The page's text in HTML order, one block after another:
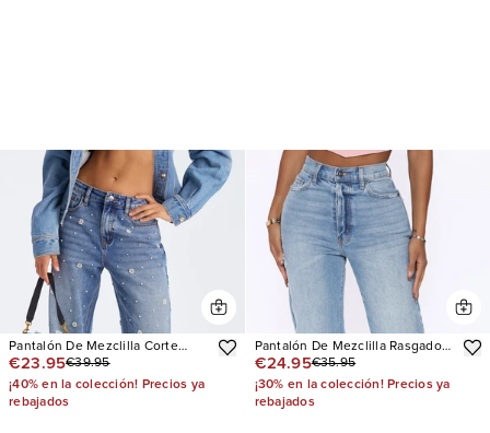
Pantalón De Mezclilla Corte
Recto Oh So Pearly Embellished
€23.95€39.95
¡40% en la colección! Precios ya
rebajados
Pantalón De Mezclilla Rasgado
Pierna Recta As You Please
€24.95€35.95
¡30% en la colección! Precios ya
rebajados